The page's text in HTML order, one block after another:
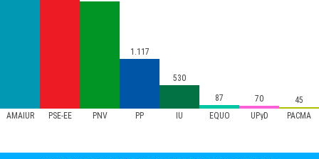
AMAIUR PSE-EE PNV PP IU EQUO UPyD PACMA
1.117
530
87
70 45